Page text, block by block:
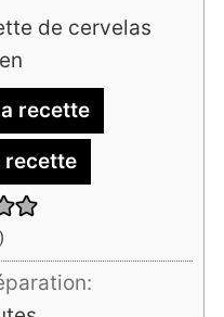
de cervelas
recette
recette
)